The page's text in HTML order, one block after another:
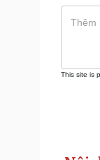
This site is